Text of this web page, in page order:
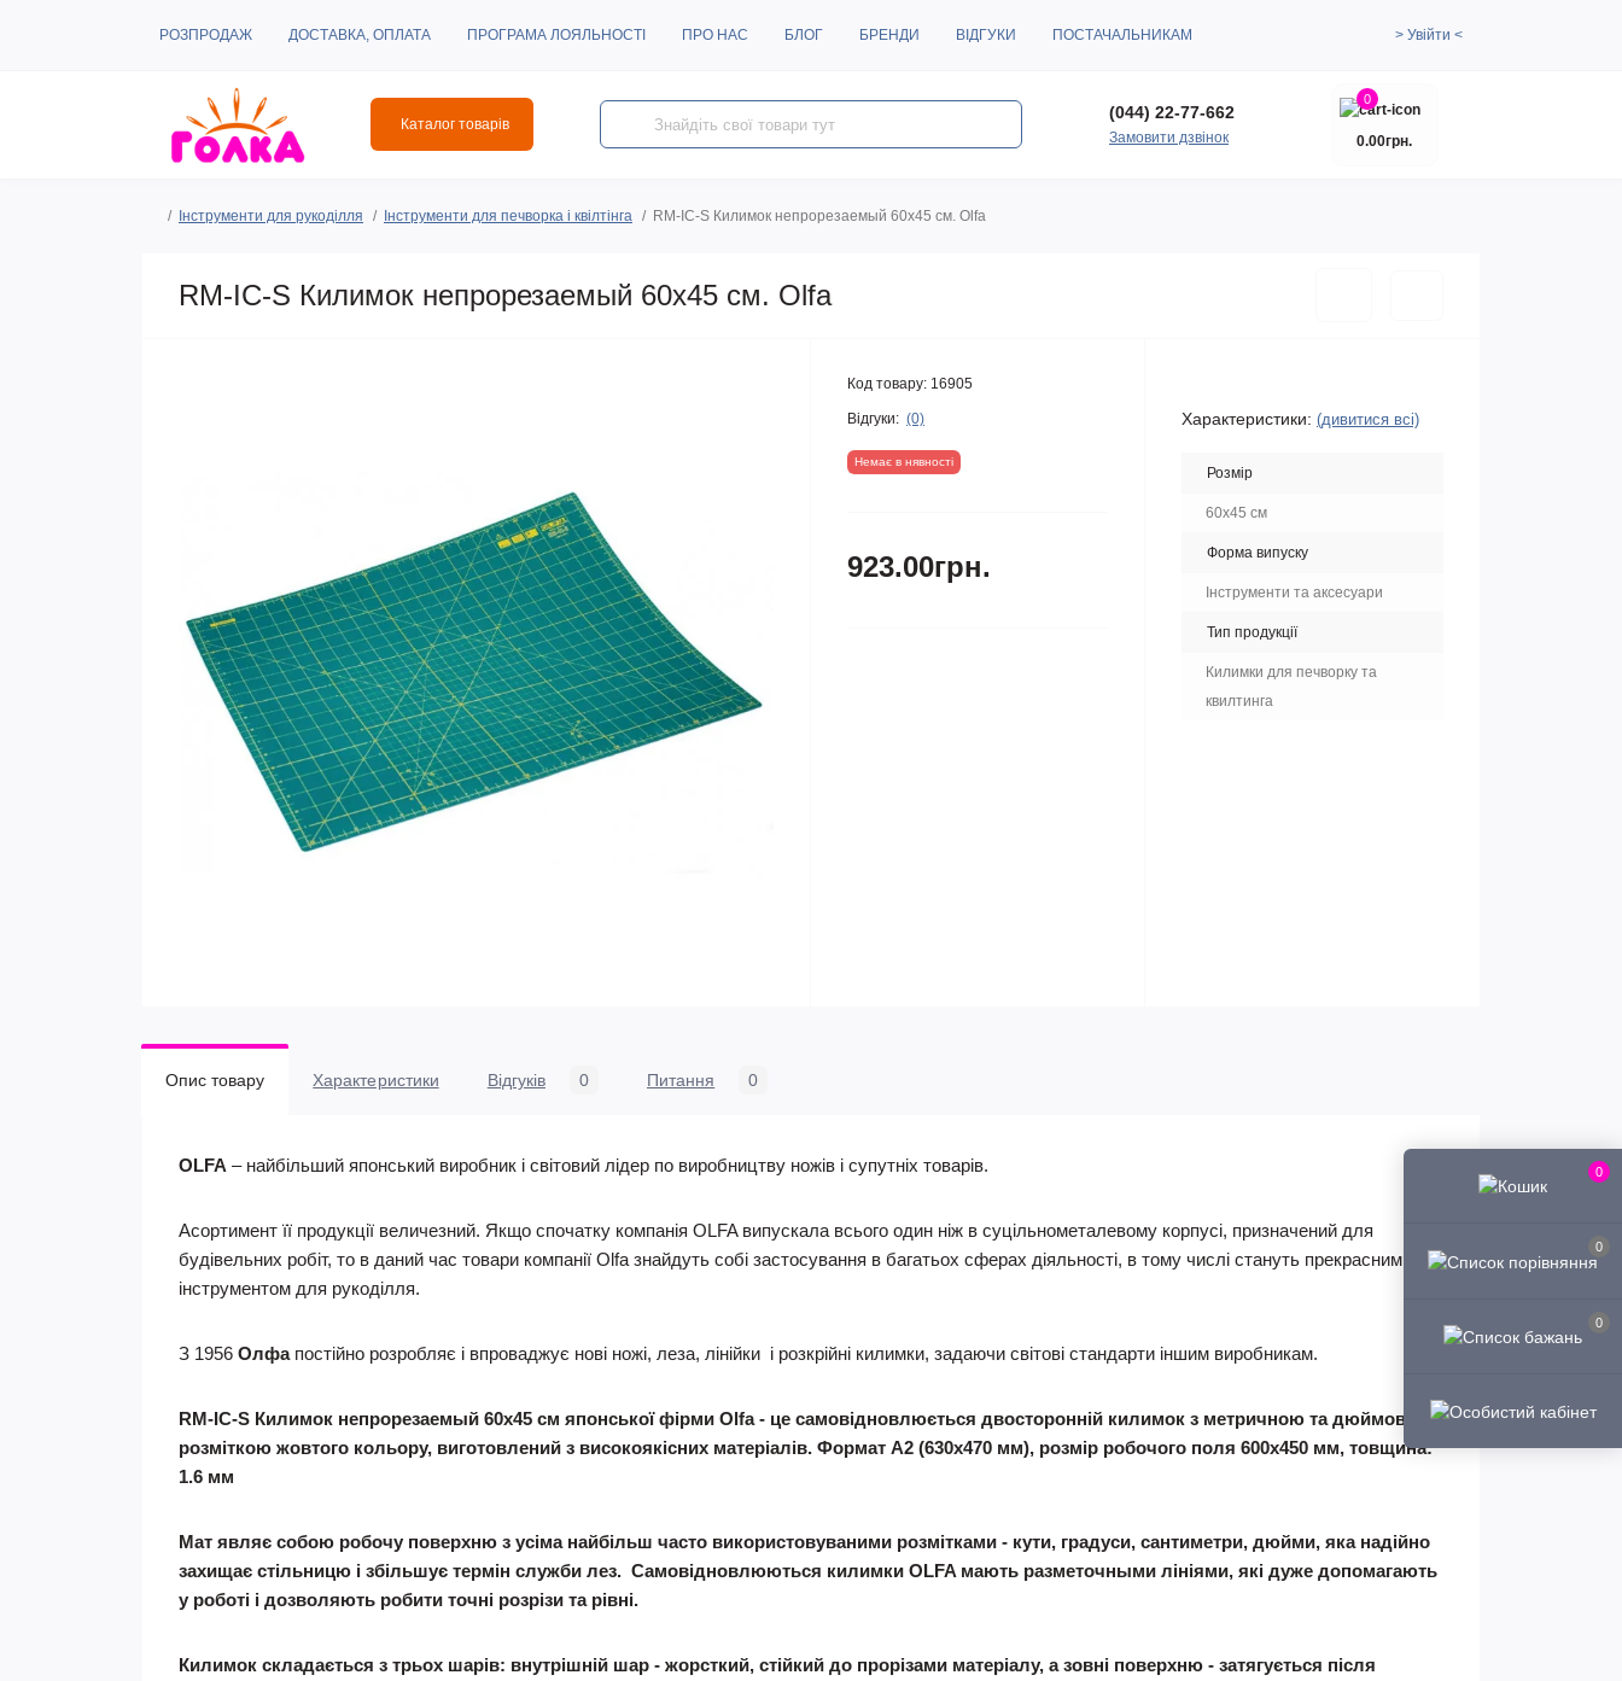
0
0
0
РОЗПРОДАЖ ДОСТАВКА, ОПЛАТА ПРОГРАМА ЛОЯЛЬНОСТІ ПРО НАС БЛОГ БРЕНДИ ВІДГУКИ ПОСТАЧАЛЬНИКАМ > Увійти <
Каталог товарів
(044) 22-77-662
Замовити дзвінок
0
0.00грн.
Інструменти для рукоділля Інструменти для печворка і квілтінга RM-IC-S Килимок непрорезаемый 60х45 см. Olfa
RM-IC-S Килимок непрорезаемый 60х45 см. Olfa
Код товару: 16905
Відгуки: (0)
Немає в нявності
923.00грн.
Характеристики: (дивитися всі)
Розмір
60х45 см
Форма випуску
Інструменти та аксесуари
Тип продукції
Килимки для печворку та
квилтинга
Опис товару Характеристики Відгуків 0 Питання 0
OLFA – найбільший японський виробник і світовий лідер по виробництву ножів і супутніх товарів.
Асортимент її продукції величезний. Якщо спочатку компанія OLFA випускала всього один ніж в суцільнометалевому корпусі, призначений для
будівельних робіт, то в даний час товари компанії Olfa знайдуть собі застосування в багатьох сферах діяльності, в тому числі стануть прекрасним
інструментом для рукоділля.
З 1956 Олфапостійно розробляє і впроваджує нові ножі, леза, лінійки і розкрійні килимки, задаючи світові стандарти іншим виробникам.
RM-IC-S Килимок непрорезаемый 60х45 см японської фірми Olfa- це самовідновлюється двосторонній килимок з метричною та дюймовою
розміткою жовтого кольору, виготовлений з високоякісних матеріалів. Формат А2 (630х470 мм), розмір робочого поля 600х450 мм, товщина:
1.6 мм
Мат являє собою робочу поверхню з усіма найбільш часто використовуваними розмітками - кути, градуси, сантиметри, дюйми, яка надійно
захищає стільницю і збільшує термін служби лез. Самовідновлюються килимки OLFA мають разметочными лініями, які дуже допомагають
у роботі і дозволяють робити точні розрізи та рівні.
Килимок складається з трьох шарів: внутрішній шар - жорсткий, стійкий до прорізами матеріалу, а зовні поверхню - затягується після